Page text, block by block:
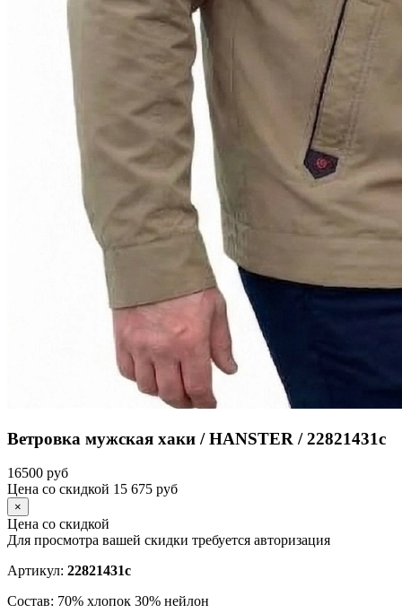
Ветровка мужская хаки / HANSTER / 22821431с
16500 руб
Цена со скидкой 15 675 руб
×
Цена со скидкой
Для просмотра вашей скидки требуется авторизация
Артикул: 22821431с
Состав: 70% хлопок 30% нейлон